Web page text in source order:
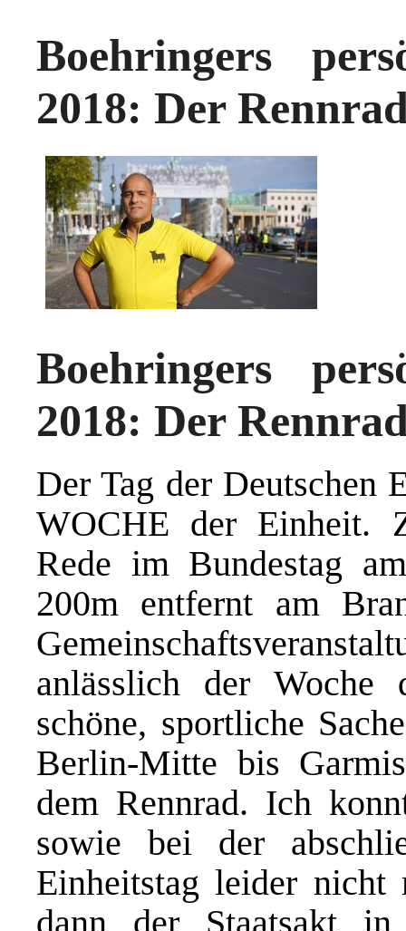
Boehringers
2018: Der
Boehringers
2018: Der
Der Tag der Deutschen
WOCHE der Einheit.
Rede im Bundestag
200m entfernt am
anlässlich der Woche
schöne, sportliche
Berlin-Mitte bis
dem Rennrad. Ich
sowie bei der
Einheitstag leider nicht
dann der Staatsakt